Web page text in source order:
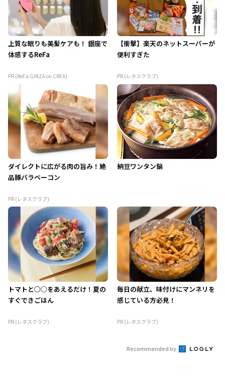
上質な眠りも美髪ケアも！ 銀座で
体感するReFa
PR (ReFa GINZA on CREA)
【衝撃】楽天のネットスーパーが
便利すぎた
PR (レタスクラブ)
ダイレクトに広がる肉の旨み！絶
品豚バラベーコン
PR (レタスクラブ)
納豆ワンタン鍋
トマトと○○をあえるだけ！夏の
すぐできごはん
PR (レタスクラブ)
毎日の献立、味付けにマンネリを
感じている方必見！
PR (レタスクラブ)
Recommended by